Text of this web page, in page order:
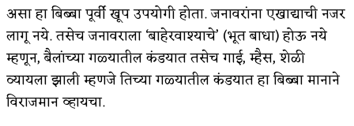
असा हा बिब्बा पूर्वी खूप उपयोगी होता. जनावरांना एखाद्याची नजर
लागू नये. तसेच जनावराला ‘बाहेरवाश्याचे’ (भूत बाधा) होऊ नये
म्हणून, बैलांच्या गळ्यातील कंडयात तसेच गाई, म्हैस, शेळी
व्यायला झाली म्हणजे तिच्या गळ्यातील कंडयात हा बिब्बा मानाने
विराजमान व्हायचा.